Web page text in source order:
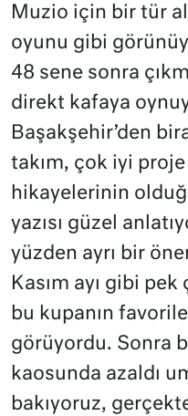
Muzio için bir tür
oyunu gibi
48 sene sonra
direkt kafaya
Başakşehir’den
takım, çok iyi proje
hikayelerinin
yazısı güzel
yüzden ayrı bir
Kasım ayı gibi
bu kupanın
görüyordu. Sonra
kaosunda azaldı
bakıyoruz,